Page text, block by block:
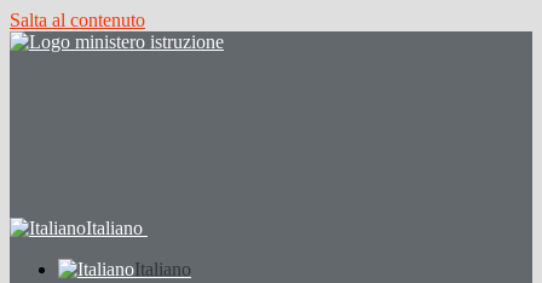
Salta al contenuto
Italiano
Italiano